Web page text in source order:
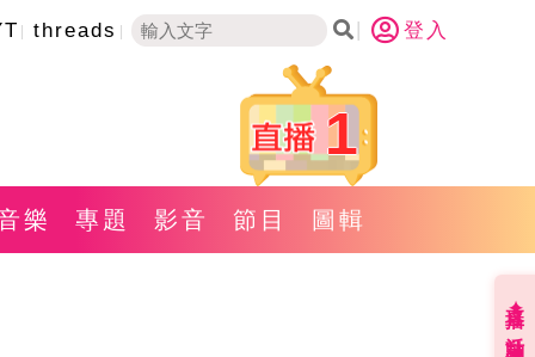
threads 登入
1
樂 專題 影音 節目 圖輯
直播✦活動